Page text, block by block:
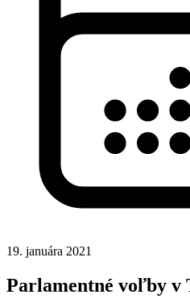
19. januára 2021
Parlamentné voľby v